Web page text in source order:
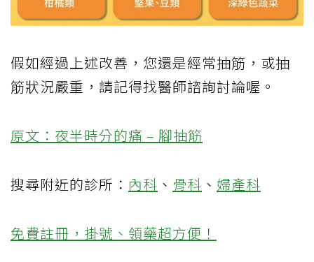
假如經過上述改善，您還是經常抽筋，或抽
筋狀況嚴重，請記得找醫師諮詢討論喔。
原文：夜半時分的痛 – 腳抽筋
搜尋附近的診所： 內科 、 骨科 、 婦產科
免費註冊，掛號、領藥超方便！